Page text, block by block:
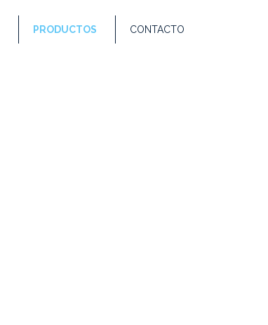
PRODUCTOS CONTACTO